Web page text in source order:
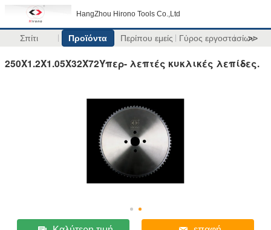
HangZhou Hirono Tools Co.,Ltd
Σπίτι Προϊόντα Περίπου εμείς Γύρος εργοστασίων
>>
250X1.2X1.05X32X72Υπερ- λεπτές κυκλικές λεπίδες.